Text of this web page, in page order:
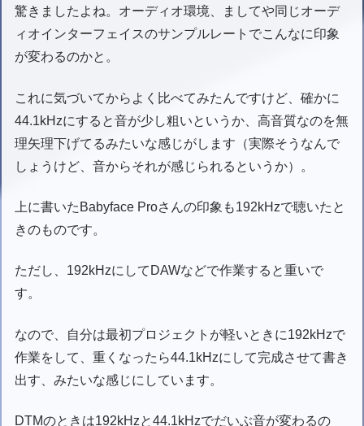
驚きましたよね。オーディオ環境、ましてや同じオーデ
ィオインターフェイスのサンプルレートでこんなに印象
が変わるのかと。
これに気づいてからよく比べてみたんですけど、確かに
44.1kHzにすると音が少し粗いというか、高音質なのを無
理矢理下げてるみたいな感じがします（実際そうなんで
しょうけど、音からそれが感じられるというか）。
上に書いたBabyface Proさんの印象も192kHzで聴いたと
きのものです。
ただし、192kHzにしてDAWなどで作業すると重いで
す。
なので、自分は最初プロジェクトが軽いときに192kHzで
作業をして、重くなったら44.1kHzにして完成させて書き
出す、みたいな感じにしています。
DTMのときは192kHzと44.1kHzでだいぶ音が変わるの